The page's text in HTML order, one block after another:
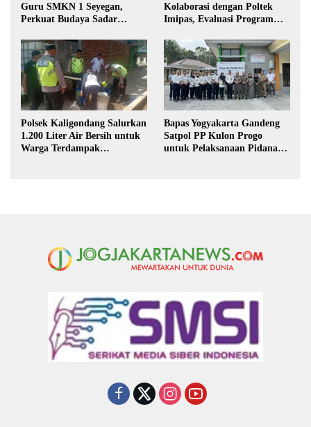
Guru SMKN 1 Seyegan,
Perkuat Budaya Sadar
Kolaborasi dengan Poltek
Imipas, Evaluasi Program
Polsek Kaligondang Salurkan
1.200 Liter Air Bersih untuk
Warga Terdampak
Bapas Yogyakarta Gandeng
Satpol PP Kulon Progo
untuk Pelaksanaan Pidana